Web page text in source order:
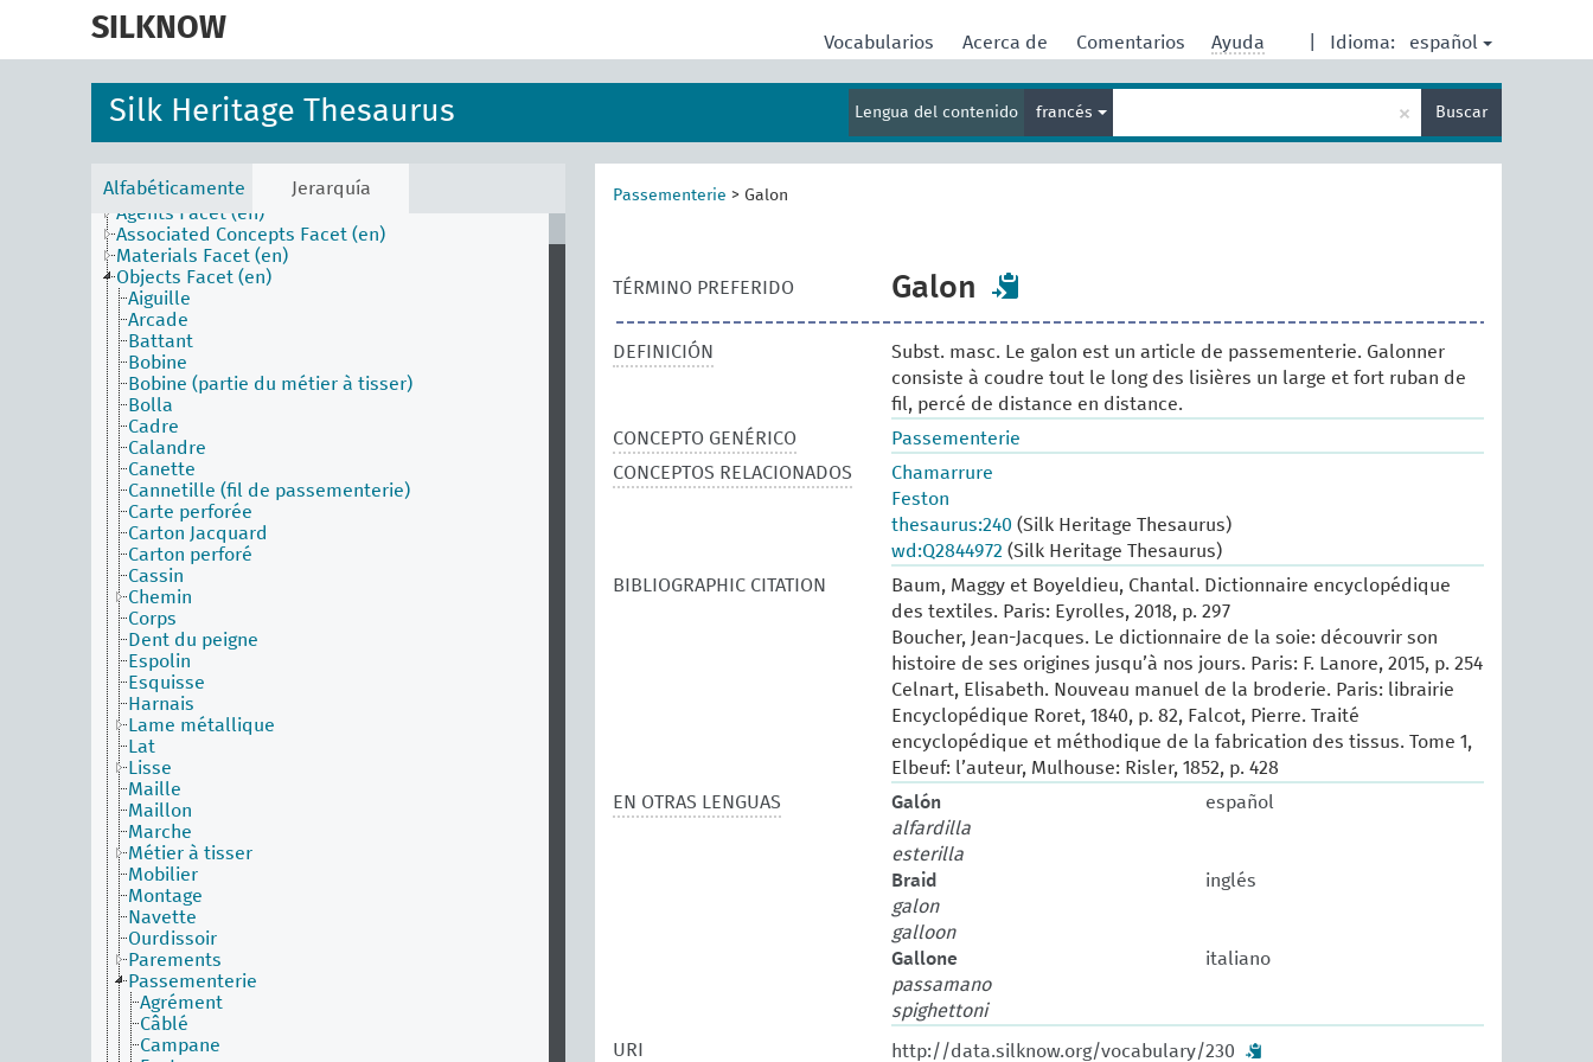
SILKNOW Idioma: español
Vocabularios Acerca de Comentarios Ayuda
Silk Heritage Thesaurus Lengua del contenido francés
term
× Buscar
Alfabéticamente Jerarquía
Activities Facet (en)
Agents Facet (en)
Associated Concepts Facet (en)
Materials Facet (en)
Objects Facet (en)
Aiguille
Arcade
Battant
Bobine
Bobine (partie du métier à tisser)
Bolla
Cadre
Calandre
Canette
Cannetille (fil de passementerie)
Carte perforée
Carton Jacquard
Carton perforé
Cassin
Chemin
Corps
Dent du peigne
Espolin
Esquisse
Harnais
Lame métallique
Lat
Lisse
Maille
Maillon
Marche
Métier à tisser
Mobilier
Montage
Navette
Ourdissoir
Parements
Passementerie
Agrément
Câblé
Campane
Passementerie > Galon
TÉRMINO PREFERIDO Galon
DEFINICIÓN
Subst. masc. Le galon est un article de passementerie. Galonner
consiste à coudre tout le long des lisières un large et fort ruban de
fil, percé de distance en distance.
CONCEPTO GENÉRICO
Passementerie
CONCEPTOS RELACIONADOS
Chamarrure
Feston
thesaurus:240 (Silk Heritage Thesaurus)
wd:Q2844972 (Silk Heritage Thesaurus)
BIBLIOGRAPHIC CITATION
Baum, Maggy et Boyeldieu, Chantal. Dictionnaire encyclopédique
des textiles. Paris: Eyrolles, 2018, p. 297
Boucher, Jean-Jacques. Le dictionnaire de la soie: découvrir son
histoire de ses origines jusqu’à nos jours. Paris: F. Lanore, 2015, p. 254
Celnart, Elisabeth. Nouveau manuel de la broderie. Paris: librairie
Encyclopédique Roret, 1840, p. 82, Falcot, Pierre. Traité
encyclopédique et méthodique de la fabrication des tissus. Tome 1,
Elbeuf: l’auteur, Mulhouse: Risler, 1852, p. 428
EN OTRAS LENGUAS
Galón
español
alfardilla
esterilla
Braid
inglés
galon
galloon
Gallone
italiano
passamano
spighettoni
URI http://data.silknow.org/vocabulary/230